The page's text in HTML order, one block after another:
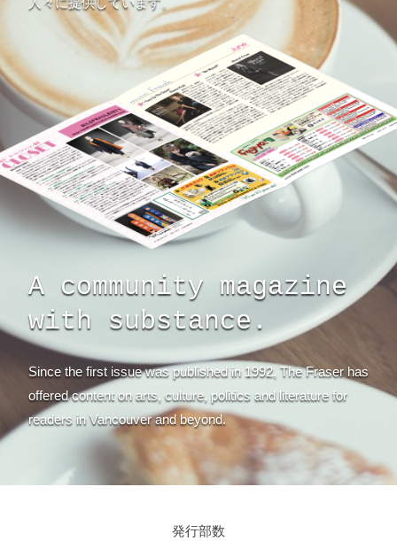
A community magazine
with substance.
Since the first issue was published in 1992, The Fraser has
offered content on arts, culture, politics and literature for
readers in Vancouver and beyond.
発行部数